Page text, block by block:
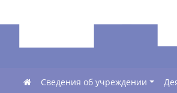
Сведения об учреждении